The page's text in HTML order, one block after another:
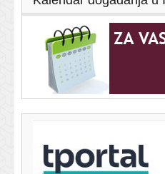
Rusi 'melju'
neočekivan način da spasi